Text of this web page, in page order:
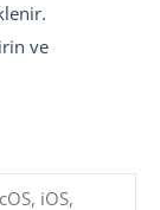
ve
iOS,